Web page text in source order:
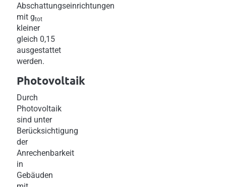
Abschattungseinrichtungen
mit gtot
kleiner
gleich 0,15
ausgestattet
werden.
Photovoltaik
Durch
Photovoltaik
sind unter
Berücksichtigung
der
Anrechenbarkeit
in
Gebäuden